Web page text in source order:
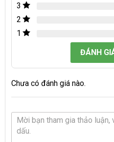
3
2
1
ĐÁNH
Chưa có đánh giá nào.